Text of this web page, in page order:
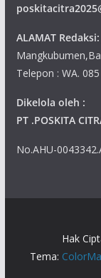
ALAMAT Redaksi:
Telepon : WA.
Dikelola oleh :
PT .POSKITA
No.AHU-
Hak
Tema: